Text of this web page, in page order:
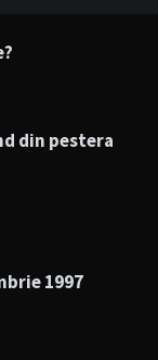
din pestera
1997